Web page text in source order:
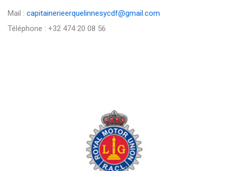
Mail : capitainerieerquelinnesycdf@gmail.com
Téléphone : +32 474 20 08 56